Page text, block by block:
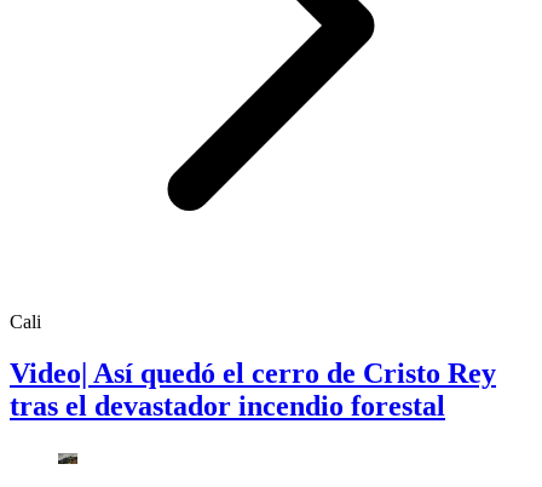
Cali
Video| Así quedó el cerro de Cristo Rey
tras el devastador incendio forestal